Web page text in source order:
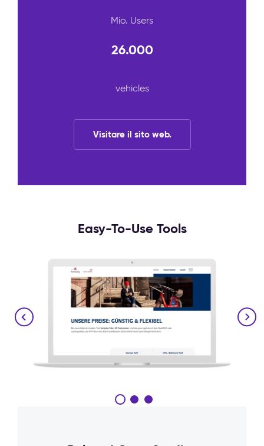
Mio. Users
26.000
vehicles
Visitare il sito web.
Easy-To-Use Tools